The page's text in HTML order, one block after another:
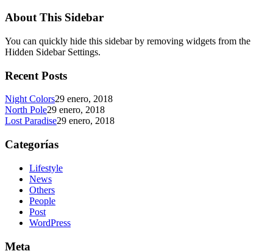
About This Sidebar
You can quickly hide this sidebar by removing widgets from the
Hidden Sidebar Settings.
Recent Posts
Night Colors29 enero, 2018
North Pole29 enero, 2018
Lost Paradise29 enero, 2018
Categorías
Lifestyle
News
Others
People
Post
WordPress
Meta